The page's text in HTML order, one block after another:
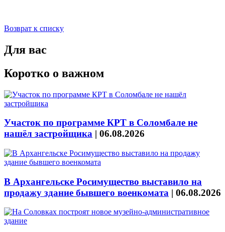
Возврат к списку
Для вас
Коротко о важном
Участок по программе КРТ в Соломбале не
нашёл застройщика | 06.08.2026
В Архангельске Росимущество выставило на
продажу здание бывшего военкомата | 06.08.2026